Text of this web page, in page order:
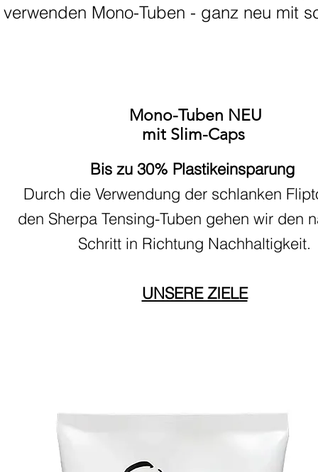
verwenden Mono-Tuben - ganz neu mit
Durch die Verwendung der schlanken
den Sherpa Tensing-Tuben gehen wir den
Schritt in Richtung Nachhaltigkeit.
UNSERE ZIELE
mit Slim-Caps
Durch die Verwendung der schlanken
den Sherpa Tensing-Tuben gehen wir den
Schritt in Richtung Nachhaltigkeit.
mit Slim-Caps
Mono-Tuben NEU
mit Slim-Caps
Bis zu 30% Plastikeinsparung
Durch die Verwendung der schlanken
den Sherpa Tensing-Tuben gehen wir den
Schritt in Richtung Nachhaltigkeit.
UNSERE ZIELE